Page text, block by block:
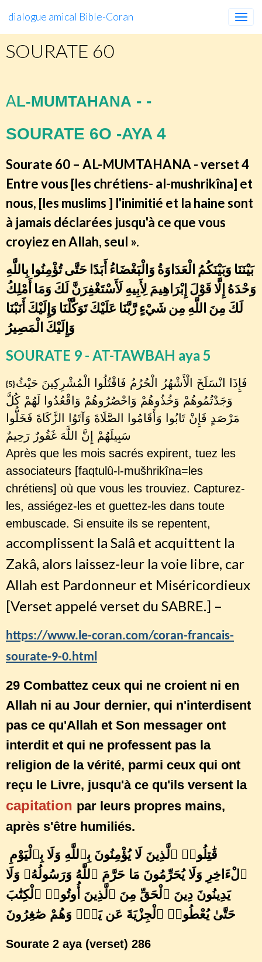
dialogue amical Bible-Coran
SOURATE 60
AL-MUMTAHANA - -
SOURATE 6O -AYA 4
Sourate 60 – AL-MUMTAHANA - verset 4
Entre vous [les chrétiens- al-mushrikîna] et
nous, [les muslims ] l'inimitié et la haine sont
à jamais déclarées jusqu'à ce que vous
croyiez en Allah, seul ».
بَيْنَنَا وَبَيْنَكُمُ الْعَدَاوَةُ وَالْبَغْضَاءُ أَبَدًا حَتَّى تُؤْمِنُوا بِاللَّهِ
وَحْدَهُ إِلَّا قَوْلَ إِبْرَاهِيمَ لِأَبِيهِ لَأَسْتَغْفِرَنَّ لَكَ وَمَا أَمْلِكُ
لَكَ مِنَ اللَّهِ مِن شَيْءٍ رَّبَّنَا عَلَيْكَ تَوَكَّلْنَا وَإِلَيْكَ أَنَبْنَا
وَإِلَيْكَ الْمَصِيرُ
SOURATE 9 - AT-TAWBAH aya 5
{5} فَإِذَا انْسَلَخَ الْأَشْهُرُ الْحُرُمُ فَاقْتُلُوا الْمُشْرِكِينَ حَيْثُ
وَجَدْتُمُوهُمْ وَخُذُوهُمْ وَاحْصُرُوهُمْ وَاقْعُدُوا لَهُمْ كُلَّ
مَرْصَدٍ فَإِنْ تَابُوا وَأَقَامُوا الصَّلَاةَ وَآتَوُا الزَّكَاةَ فَخَلُّوا
سَبِيلَهُمْ إِنَّ اللَّهَ غَفُورٌ رَحِيمٌ
Après que les mois sacrés expirent, tuez les
associateurs [faqtulû-l-mušhrikîna=les
chrétiens] où que vous les trouviez. Capturez-
les, assiégez-les et guettez-les dans toute
embuscade. Si ensuite ils se repentent,
accomplissent la Salâ et acquittent la
Zakâ, alors laissez-leur la voie libre, car
Allah est Pardonneur et Miséricordieux
[Verset appelé verset du SABRE.] –
https://www.le-coran.com/coran-francais-
sourate-9-0.html
29 Combattez ceux qui ne croient ni en
Allah ni au Jour dernier, qui n'interdisent
pas ce qu'Allah et Son messager ont
interdit et qui ne professent pas la
religion de la vérité, parmi ceux qui ont
reçu le Livre, jusqu'à ce qu'ils versent la
capitation par leurs propres mains,
après s'être humiliés.
ٱلْءَاخِرِ وَلَا يُحَرِّمُونَ مَا حَرَّمَ ٱللَّهُ وَرَسُولُهُۥ وَلَا
يَدِينُونَ دِينَ ٱلْحَقِّ مِنَ ٱلَّذِينَ أُوتُوا۟ ٱلْكِتَٰبَ
حَتَّىٰ يُعْطُوا۟ ٱلْجِزْيَةَ عَن يَدٍۢ وَهُمْ صَٰغِرُونَ
Sourate 2 aya (verset) 286